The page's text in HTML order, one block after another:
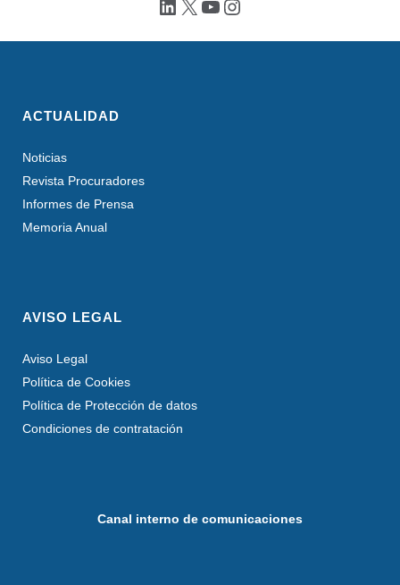
LinkedIn
X YouTube
Instagram
ACTUALIDAD
Noticias
Revista Procuradores
Informes de Prensa
Memoria Anual
AVISO LEGAL
Aviso Legal
Política de Cookies
Política de Protección de datos
Condiciones de contratación
Canal interno de comunicaciones